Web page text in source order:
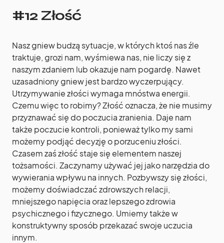
#12 Złość
Nasz gniew budzą sytuacje, w których ktoś nas źle
traktuje, grozi nam, wyśmiewa nas, nie liczy się z
naszym zdaniem lub okazuje nam pogardę. Nawet
uzasadniony gniew jest bardzo wyczerpujący.
Utrzymywanie złości wymaga mnóstwa energii.
Czemu więc to robimy? Złość oznacza, że nie musimy
przyznawać się do poczucia zranienia. Daje nam
także poczucie kontroli, ponieważ tylko my sami
możemy podjąć decyzję o porzuceniu złości.
Czasem zaś złość staje się elementem naszej
tożsamości. Zaczynamy używać jej jako narzędzia do
wywierania wpływu na innych. Pozbywszy się złości,
możemy doświadczać zdrowszych relacji,
mniejszego napięcia oraz lepszego zdrowia
psychicznego i fizycznego. Umiemy także w
konstruktywny sposób przekazać swoje uczucia
innym.